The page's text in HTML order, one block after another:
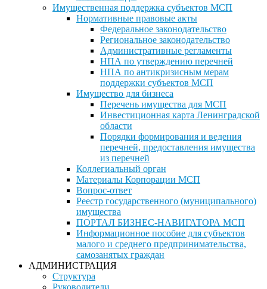
Имущественная поддержка субъектов МСП
Нормативные правовые акты
Федеральное законодательство
Региональное законодательство
Административные регламенты
НПА по утверждению перечней
НПА по антикризисным мерам
поддержки субъектов МСП
Имущество для бизнеса
Перечень имущества для МСП
Инвестиционная карта Ленинградской
области
Порядки формирования и ведения
перечней, предоставления имущества
из перечней
Коллегиальный орган
Материалы Корпорации МСП
Вопрос-ответ
Реестр государственного (муниципального)
имущества
ПОРТАЛ БИЗНЕС-НАВИГАТОРА МСП
Информационное пособие для субъектов
малого и среднего предпринимательства,
самозанятых граждан
АДМИНИСТРАЦИЯ
Структура
Руководители